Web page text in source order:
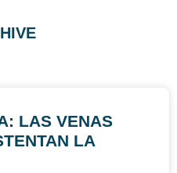
LAS VENAS
LA